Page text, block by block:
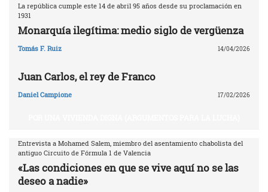
La república cumple este 14 de abril 95 años desde su proclamación en
1931
Monarquía ilegítima: medio siglo de vergüenza
Tomás F. Ruiz 14/04/2026
Juan Carlos, el rey de Franco
Daniel Campione 17/02/2026
Entrevista a Mohamed Salem, miembro del asentamiento chabolista del
antiguo Circuito de Fórmula 1 de Valencia
«Las condiciones en que se vive aquí no se las
deseo a nadie»